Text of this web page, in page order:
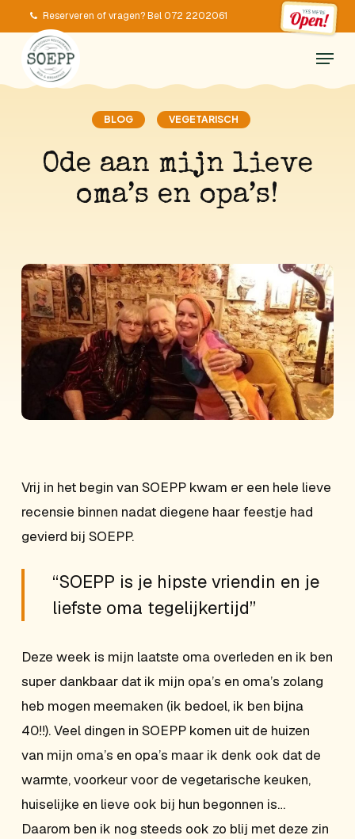
to
main
content
Reserveren of vragen? Bel 072 2202061
Menu
BLOG VEGETARISCH
Ode aan mijn lieve
oma’s en opa’s!
Vrij in het begin van SOEPP kwam er een hele lieve
recensie binnen nadat diegene haar feestje had
gevierd bij SOEPP.
“SOEPP is je hipste vriendin en je
liefste oma tegelijkertijd”
Deze week is mijn laatste oma overleden en ik ben
super dankbaar dat ik mijn opa’s en oma’s zolang
heb mogen meemaken (ik bedoel, ik ben bijna
40!!). Veel dingen in SOEPP komen uit de huizen
van mijn oma’s en opa’s maar ik denk ook dat de
warmte, voorkeur voor de vegetarische keuken,
huiselijke en lieve ook bij hun begonnen is…
Daarom ben ik nog steeds ook zo blij met deze zin